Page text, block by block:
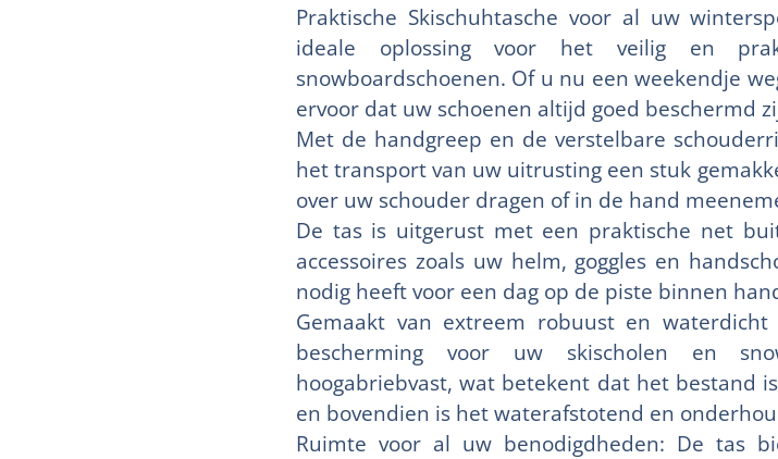
Praktische Skischuhtasche voor al uw
ideale oplossing voor het veilig en
snowboardschoenen. Of u nu een weekendje
ervoor dat uw schoenen altijd goed beschermd
Met de handgreep en de verstelbare
het transport van uw uitrusting een stuk
over uw schouder dragen of in de hand
De tas is uitgerust met een praktische net
accessoires zoals uw helm, goggles en
nodig heeft voor een dag op de piste binnen
Gemaakt van extreem robuust en
bescherming voor uw skischolen en
hoogabriebvast, wat betekent dat het bestand
en bovendien is het waterafstotend en
Ruimte voor al uw benodigdheden: De tas